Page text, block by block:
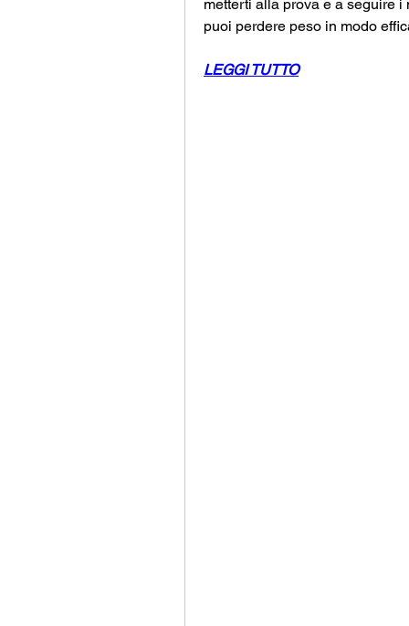
metterti alla prova e a seguire
puoi perdere peso in modo
LEGGI TUTTO